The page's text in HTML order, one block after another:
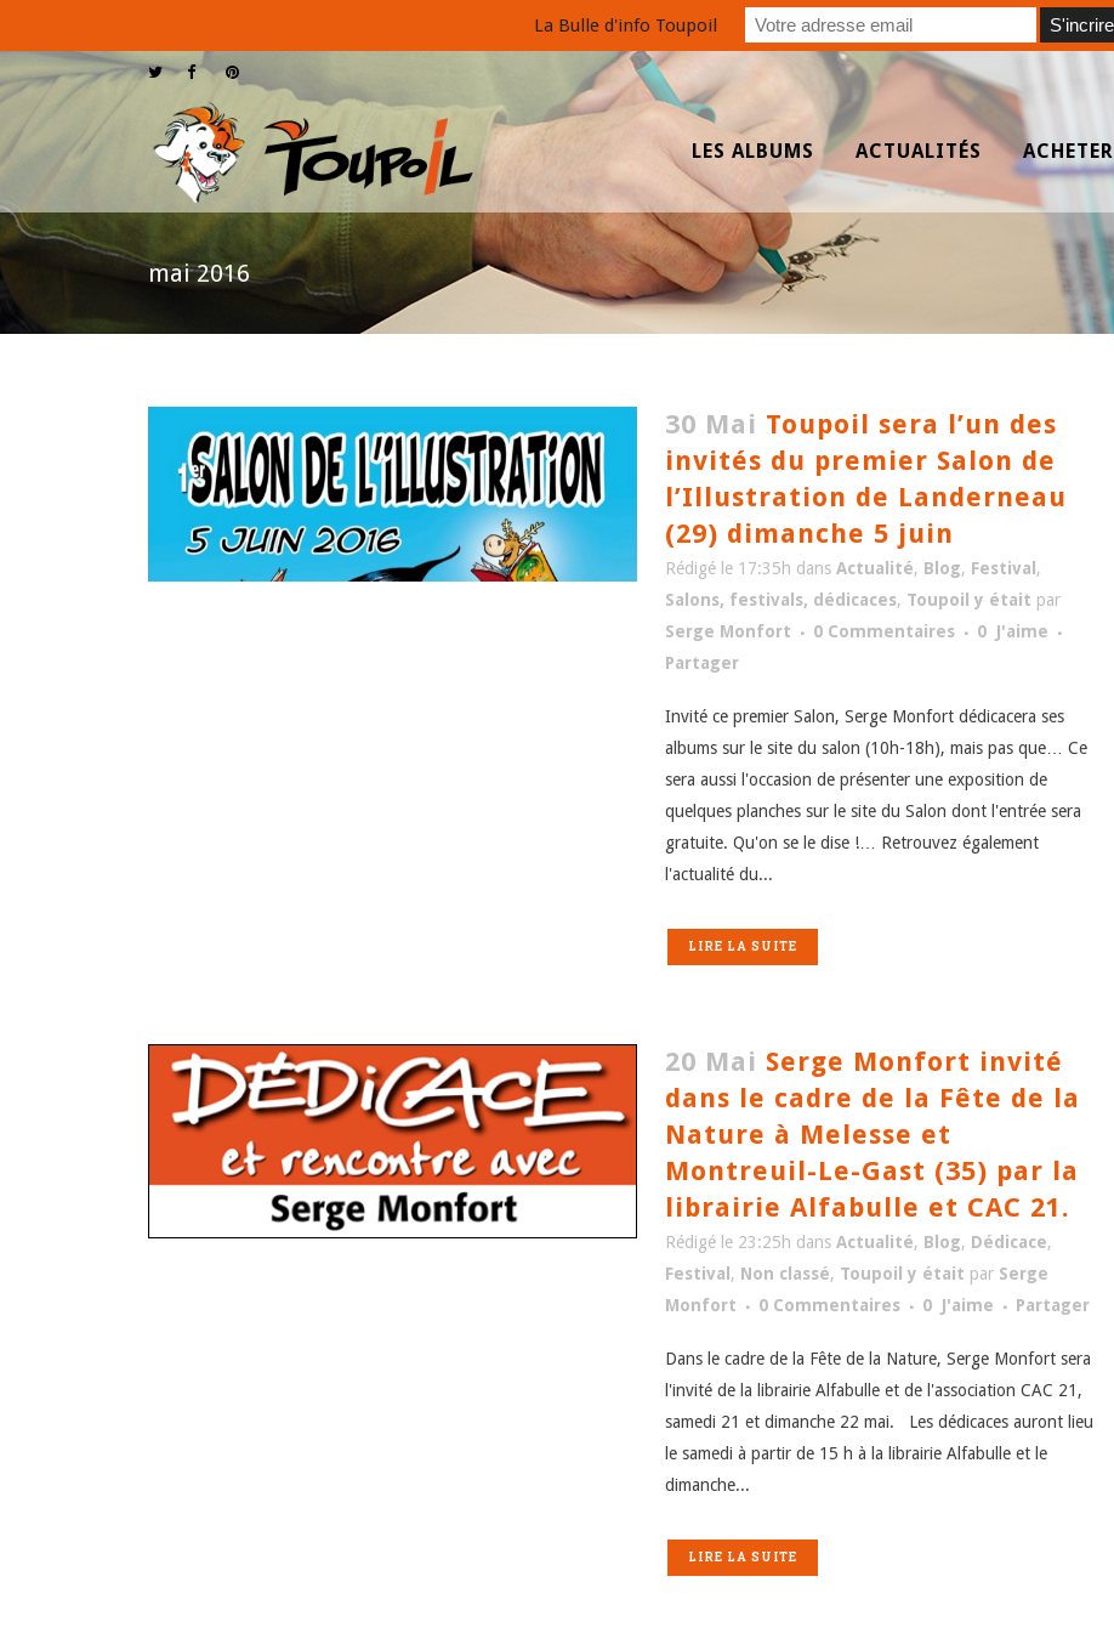
LES ALBUMS ACTUALITÉS ACHETER
mai 2016
30 Mai Toupoil sera l’un des
invités du premier Salon de
l’Illustration de Landerneau
(29) dimanche 5 juin
Rédigé le 17:35h dans Actualité, Blog, Festival ,
Salons, festivals, dédicaces, Toupoil y était par
Serge Monfort
0 Commentaires 0 J'aime
Partager
Invité ce premier Salon, Serge Monfort dédicacera ses
albums sur le site du salon (10h-18h), mais pas que… Ce
sera aussi l'occasion de présenter une exposition de
quelques planches sur le site du Salon dont l'entrée sera
gratuite. Qu'on se le dise !… Retrouvez également
l'actualité du...
LIRE LA SUITE
20 Mai Serge Monfort invité
dans le cadre de la Fête de la
Nature à Melesse et
Montreuil-Le-Gast (35) par la
librairie Alfabulle et CAC 21.
Rédigé le 23:25h dans Actualité, Blog, Dédicace,
Festival , Non classé, Toupoil y était par Serge
Monfort
0 Commentaires 0 J'aime Partager
Dans le cadre de la Fête de la Nature, Serge Monfort sera
l'invité de la librairie Alfabulle et de l'association CAC 21,
samedi 21 et dimanche 22 mai. Les dédicaces auront lieu
le samedi à partir de 15 h à la librairie Alfabulle et le
dimanche...
LIRE LA SUITE
La Bulle d'info Toupoil